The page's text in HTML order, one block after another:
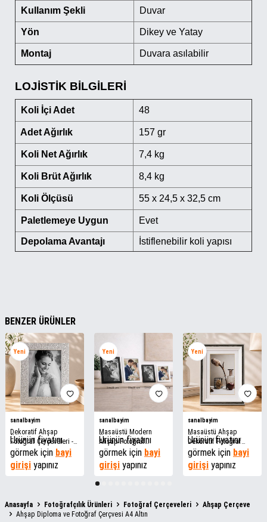
Kullanım Şekli Duvar
Yön Dikey ve Yatay
Montaj Duvara asılabilir
LOJİSTİK BİLGİLERİ
Koli İçi Adet 48
Adet Ağırlık 157 gr
Koli Net Ağırlık 7,4 kg
Koli Brüt Ağırlık 8,4 kg
Koli Ölçüsü 55 x 24,5 x 32,5 cm
Paletlemeye Uygun Evet
Depolama Avantajı İstiflenebilir koli yapısı
BENZER ÜRÜNLER
Yeni
sanalbayim
Dekoratif Ahşap
Fotoğraf Çerçeveleri -
MDF
Ürünün fiyatını
görmek için bayi
girişi yapınız
Yeni
sanalbayim
Masaüstü Modern
Ahşap Fotoğraf
Çerçeveleri - MDF
Ürünün fiyatını
görmek için bayi
girişi yapınız
Yeni
sanalbayim
Masaüstü Ahşap
Dekoratif Fotoğraf
Çerçeveleri -MDF
Ürünün fiyatını
görmek için bayi
girişi yapınız
Anasayfa Fotoğrafçılık Ürünleri Fotoğraf Çerçeveleri
Ahşap Çerçeve
Ahşap Diploma ve Fotoğraf Çerçvesi A4 Altın